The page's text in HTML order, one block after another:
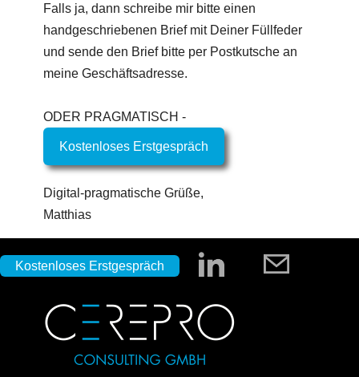
Falls ja, dann schreibe mir bitte einen
handgeschriebenen Brief mit Deiner Füllfeder
und sende den Brief bitte per Postkutsche an
meine Geschäftsadresse.
ODER PRAGMATISCH -
Kostenloses Erstgespräch
Digital-pragmatische Grüße,
Matthias
Kostenloses Erstgespräch